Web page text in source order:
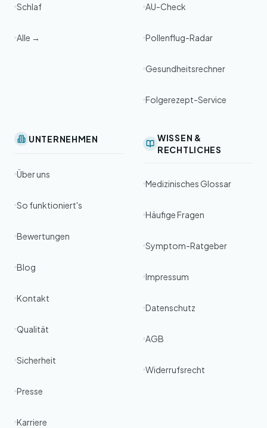
Schlaf
Alle →
AU-Check
Pollenflug-Radar
Gesundheitsrechner
Folgerezept-Service
UNTERNEHMEN
Über uns
So funktioniert's
Bewertungen
Blog
Kontakt
Qualität
Sicherheit
Presse
Karriere
WISSEN &
RECHTLICHES
Medizinisches Glossar
Häufige Fragen
Symptom-Ratgeber
Impressum
Datenschutz
AGB
Widerrufsrecht